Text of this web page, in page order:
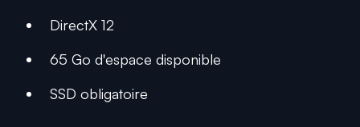
DirectX 12
65 Go d'espace disponible
SSD obligatoire